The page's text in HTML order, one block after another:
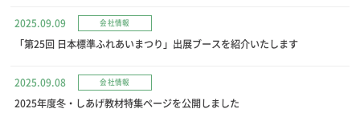
2025.09.09 会社情報
「第25回 日本標準ふれあいまつり」出展ブースを紹介いたします
2025.09.08 会社情報
2025年度冬・しあげ教材特集ページを公開しました